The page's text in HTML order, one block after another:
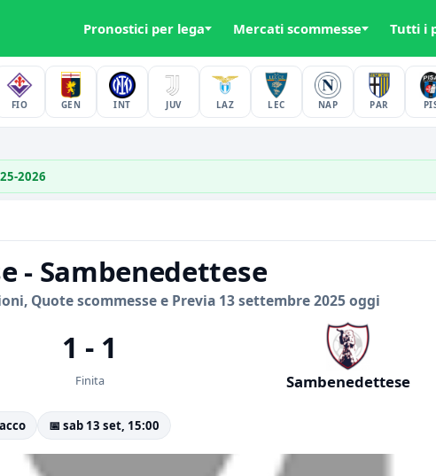
Pronostici per lega Mercati scommesse Tutti i
FIO GEN INT JUV LAZ LEC NAP PAR
2026
- Sambenedettese
Quote scommesse e Previa 13 settembre 2025 oggi
1 - 1
Finita Sambenedettese
📅 sab 13 set, 15:00